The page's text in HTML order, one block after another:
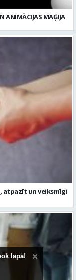
atpazīt un veiksmīgi
lapā!